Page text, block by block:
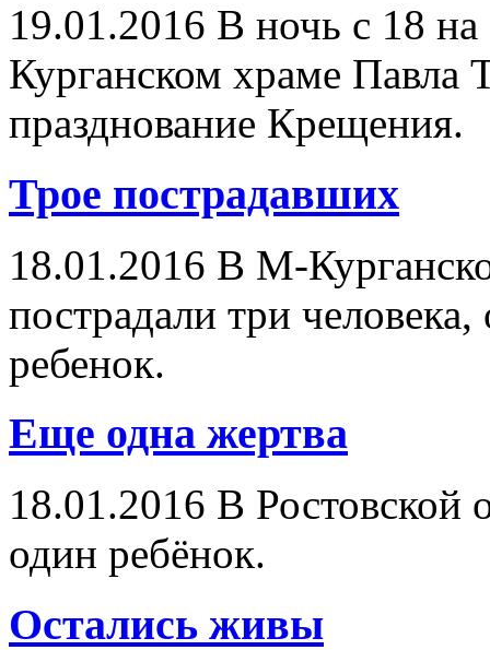
19.01.2016 В ночь с 18 на
Курганском храме Павла
празднование Крещения.
Трое пострадавших
18.01.2016 В М-
пострадали три
ребенок.
Еще одна жертва
18.01.2016 В Ростовской
один ребёнок.
Остались живы